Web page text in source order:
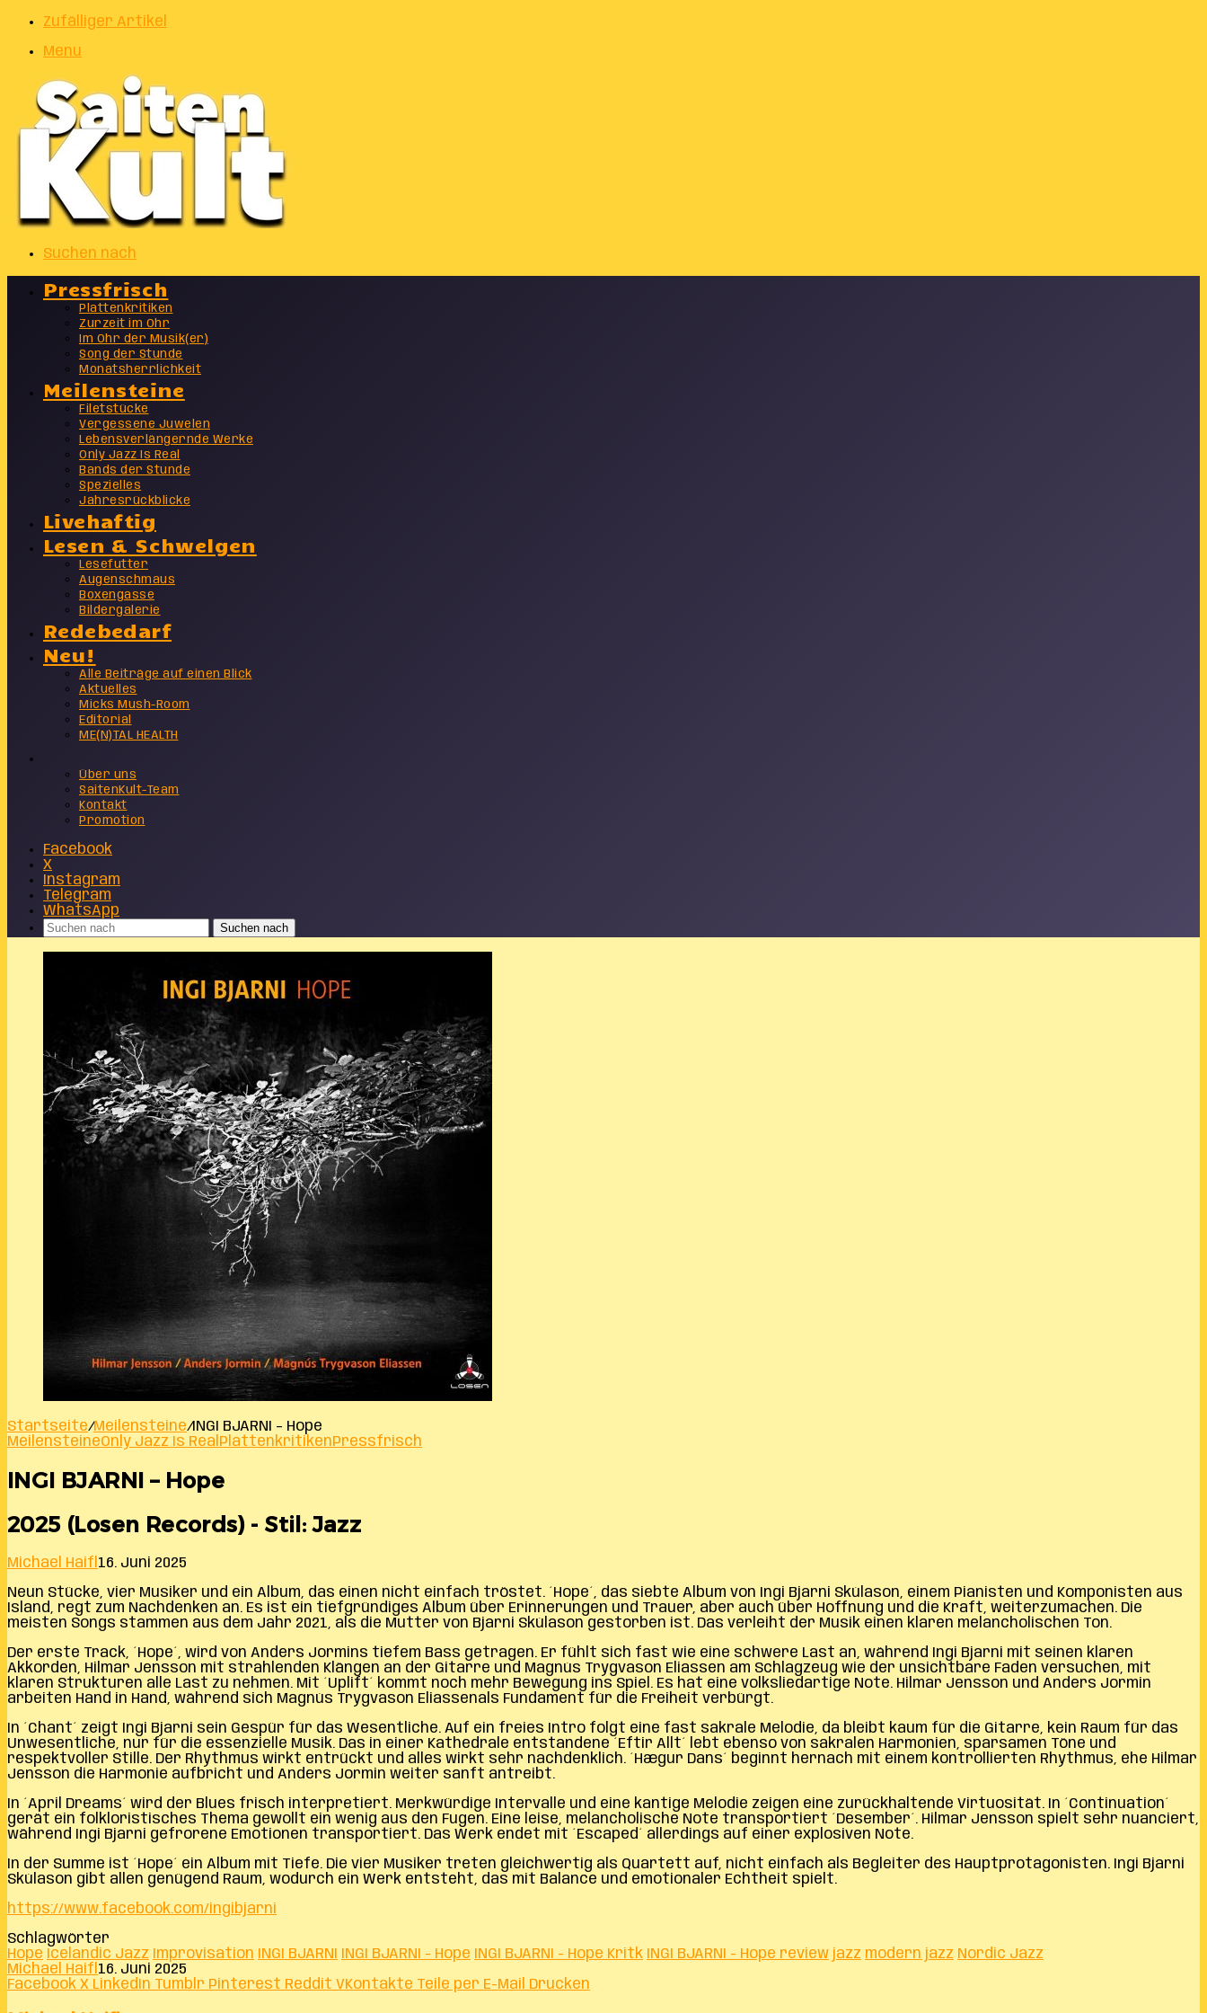
Zufälliger Artikel
Menu
Suchen nach
Pressfrisch
Plattenkritiken
Zurzeit im Ohr
Im Ohr der Musik(er)
Song der Stunde
Monatsherrlichkeit
Meilensteine
Filetstücke
Vergessene Juwelen
Lebensverlängernde Werke
Only Jazz Is Real
Bands der Stunde
Spezielles
Jahresrückblicke
Livehaftig
Lesen & Schwelgen
Lesefutter
Augenschmaus
Boxengasse
Bildergalerie
Redebedarf
Neu!
Alle Beiträge auf einen Blick
Aktuelles
Micks Mush-Room
Editorial
ME(N)TAL HEALTH
Über uns
SaitenKult-Team
Kontakt
Promotion
Facebook
X
Instagram
Telegram
WhatsApp
Suchen nach
Startseite/Meilensteine/INGI BJARNI – Hope
MeilensteineOnly Jazz Is Real PlattenkritikenPressfrisch
INGI BJARNI – Hope
2025 (Losen Records) - Stil: Jazz
Michael Haifl 16. Juni 2025
Neun Stücke, vier Musiker und ein Album, das einen nicht einfach tröstet. ´Hope´, das siebte Album von Ingi Bjarni Skúlason, einem Pianisten und Komponisten aus
Island, regt zum Nachdenken an. Es ist ein tiefgründiges Album über Erinnerungen und Trauer, aber auch über Hoffnung und die Kraft, weiterzumachen. Die
meisten Songs stammen aus dem Jahr 2021, als die Mutter von Bjarni Skúlason gestorben ist. Das verleiht der Musik einen klaren melancholischen Ton.
Der erste Track, ´Hope´, wird von Anders Jormins tiefem Bass getragen. Er fühlt sich fast wie eine schwere Last an, während Ingi Bjarni mit seinen klaren
Akkorden, Hilmar Jensson mit strahlenden Klängen an der Gitarre und Magnús Trygvason Eliassen am Schlagzeug wie der unsichtbare Faden versuchen, mit
klaren Strukturen alle Last zu nehmen. Mit ´Uplift´ kommt noch mehr Bewegung ins Spiel. Es hat eine volksliedartige Note. Hilmar Jensson und Anders Jormin
arbeiten Hand in Hand, während sich Magnús Trygvason Eliassenals Fundament für die Freiheit verbürgt.
In ´Chant´ zeigt Ingi Bjarni sein Gespür für das Wesentliche. Auf ein freies Intro folgt eine fast sakrale Melodie, da bleibt kaum für die Gitarre, kein Raum für das
Unwesentliche, nur für die essenzielle Musik. Das in einer Kathedrale entstandene ´Eftir Allt´ lebt ebenso von sakralen Harmonien, sparsamen Töne und
respektvoller Stille. Der Rhythmus wirkt entrückt und alles wirkt sehr nachdenklich. ´Hægur Dans´ beginnt hernach mit einem kontrollierten Rhythmus, ehe Hilmar
Jensson die Harmonie aufbricht und Anders Jormin weiter sanft antreibt.
In ´April Dreams´ wird der Blues frisch interpretiert. Merkwürdige Intervalle und eine kantige Melodie zeigen eine zurückhaltende Virtuosität. In ´Continuation´
gerät ein folkloristisches Thema gewollt ein wenig aus den Fugen. Eine leise, melancholische Note transportiert ´Desember´. Hilmar Jensson spielt sehr nuanciert,
während Ingi Bjarni gefrorene Emotionen transportiert. Das Werk endet mit ´Escaped´ allerdings auf einer explosiven Note.
In der Summe ist ´Hope´ ein Album mit Tiefe. Die vier Musiker treten gleichwertig als Quartett auf, nicht einfach als Begleiter des Hauptprotagonisten. Ingi Bjarni
Skúlason gibt allen genügend Raum, wodurch ein Werk entsteht, das mit Balance und emotionaler Echtheit spielt.
https://www.facebook.com/ingibjarni
Schlagwörter
Hope Icelandic Jazz Improvisation INGI BJARNI INGI BJARNI - Hope INGI BJARNI - Hope Kritk INGI BJARNI - Hope review jazz modern jazz Nordic Jazz
Michael Haifl 16. Juni 2025
Facebook X LinkedIn Tumblr Pinterest Reddit VKontakte Teile per E-Mail Drucken